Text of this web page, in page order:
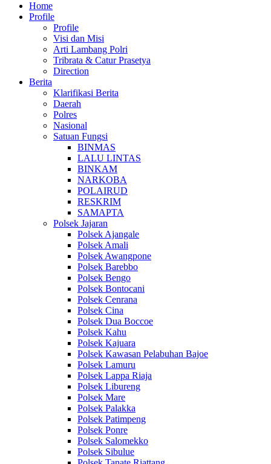
Home
Profile
Profile
Visi dan Misi
Arti Lambang Polri
Tribrata & Catur Prasetya
Direction
Berita
Klarifikasi Berita
Daerah
Polres
Nasional
Satuan Fungsi
BINMAS
LALU LINTAS
BINKAM
NARKOBA
POLAIRUD
RESKRIM
SAMAPTA
Polsek Jajaran
Polsek Ajangale
Polsek Amali
Polsek Awangpone
Polsek Barebbo
Polsek Bengo
Polsek Bontocani
Polsek Cenrana
Polsek Cina
Polsek Dua Boccoe
Polsek Kahu
Polsek Kajuara
Polsek Kawasan Pelabuhan Bajoe
Polsek Lamuru
Polsek Lappa Riaja
Polsek Libureng
Polsek Mare
Polsek Palakka
Polsek Patimpeng
Polsek Ponre
Polsek Salomekko
Polsek Sibulue